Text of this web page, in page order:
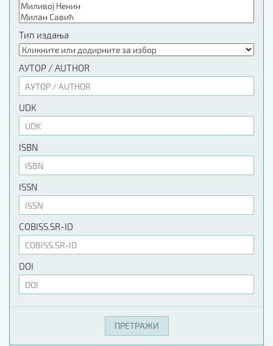
Тип издања
АУТОР / AUTHOR
UDK
ISBN
ISSN
COBISS.SR-ID
DOI